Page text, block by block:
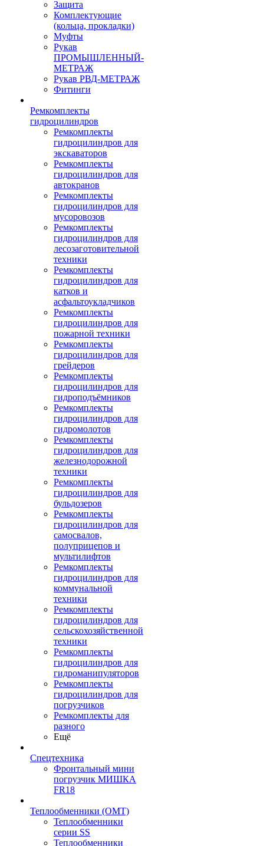
Защита
Комплектующие
(кольца, прокладки)
Муфты
Рукав
ПРОМЫШЛЕННЫЙ-
МЕТРАЖ
Рукав РВД-МЕТРАЖ
Фитинги
Ремкомплекты
гидроцилиндров
Ремкомплекты
гидроцилиндров для
экскаваторов
Ремкомплекты
гидроцилиндров для
автокранов
Ремкомплекты
гидроцилиндров для
мусоровозов
Ремкомплекты
гидроцилиндров для
лесозаготовительной
техники
Ремкомплекты
гидроцилиндров для
катков и
асфальтоукладчиков
Ремкомплекты
гидроцилиндров для
пожарной техники
Ремкомплекты
гидроцилиндров для
грейдеров
Ремкомплекты
гидроцилиндров для
гидроподъёмников
Ремкомплекты
гидроцилиндров для
гидромолотов
Ремкомплекты
гидроцилиндров для
железнодорожной
техники
Ремкомплекты
гидроцилиндров для
бульдозеров
Ремкомплекты
гидроцилиндров для
самосвалов,
полуприцепов и
мультилифтов
Ремкомплекты
гидроцилиндров для
коммунальной
техники
Ремкомплекты
гидроцилиндров для
сельскохозяйственной
техники
Ремкомплекты
гидроцилиндров для
гидроманипуляторов
Ремкомплекты
гидроцилиндров для
погрузчиков
Ремкомплекты для
разного
Ещё
Спецтехника
Фронтальный мини
погрузчик МИШКА
FR18
Теплообменники (OMT)
Теплообменники
серии SS
Теплообменники